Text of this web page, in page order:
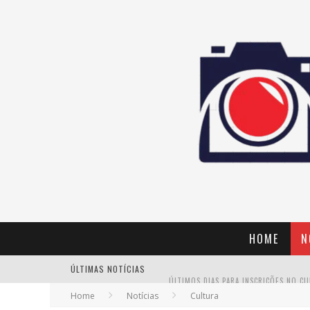
HOME
ÚLTIMAS NOTÍCIAS
Home Notícias Cultura